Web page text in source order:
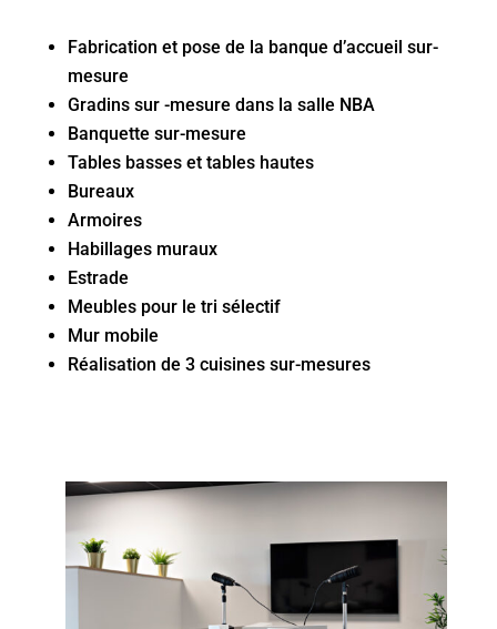
Fabrication et pose de la banque d’accueil sur-
mesure
Gradins sur -mesure dans la salle NBA
Banquette sur-mesure
Tables basses et tables hautes
Bureaux
Armoires
Habillages muraux
Estrade
Meubles pour le tri sélectif
Mur mobile
Réalisation de 3 cuisines sur-mesures